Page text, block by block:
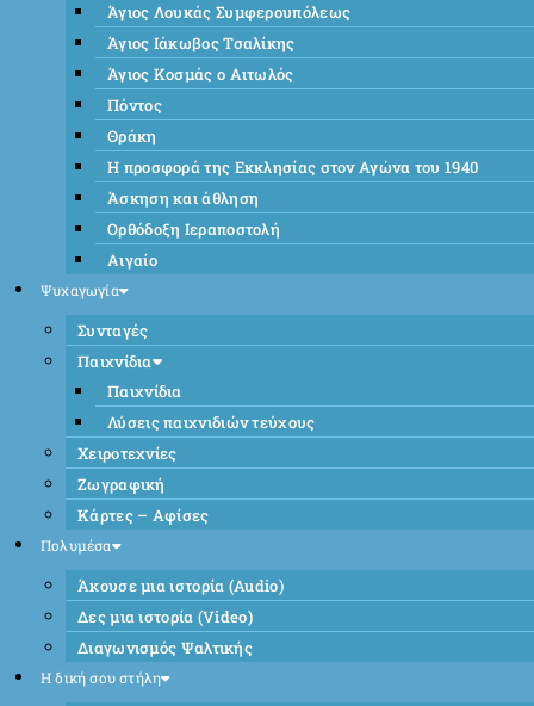
Άγιος Λουκάς Συμφερουπόλεως
Άγιος Ιάκωβος Τσαλίκης
Άγιος Κοσμάς ο Αιτωλός
Πόντος
Θράκη
Η προσφορά της Εκκλησίας στον Αγώνα του 1940
Άσκηση και άθληση
Ορθόδοξη Ιεραποστολή
Αιγαίο
Ψυχαγωγία
Συνταγές
Παιχνίδια
Παιχνίδια
Λύσεις παιχνιδιών τεύχους
Χειροτεχνίες
Ζωγραφική
Κάρτες – Αφίσες
Πολυμέσα
Άκουσε μια ιστορία (Audio)
Δες μια ιστορία (Video)
Διαγωνισμός Ψαλτικής
Η δική σου στήλη